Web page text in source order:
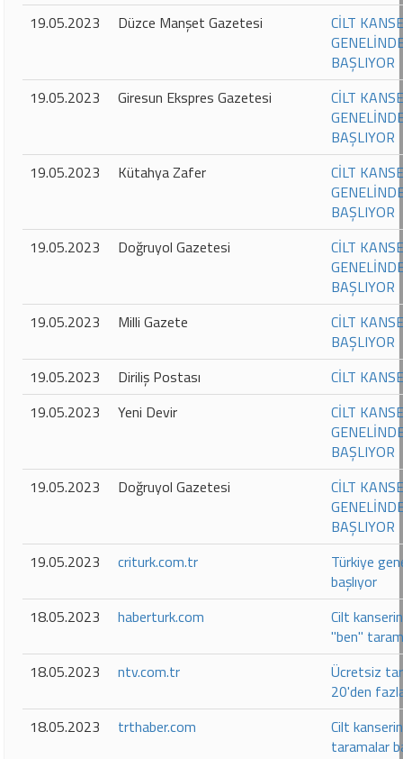
19.05.2023
Düzce Manşet Gazetesi
CİLT
BAŞLIYOR
19.05.2023
Giresun Ekspres Gazetesi
CİLT
BAŞLIYOR
19.05.2023
Kütahya Zafer
CİLT
BAŞLIYOR
19.05.2023
Doğruyol Gazetesi
CİLT
BAŞLIYOR
19.05.2023
Milli Gazete
CİLT
BAŞLIYOR
19.05.2023
Diriliş Postası
CİLT
19.05.2023
Yeni Devir
CİLT
BAŞLIYOR
19.05.2023
Doğruyol Gazetesi
CİLT
BAŞLIYOR
19.05.2023
criturk.com.tr
Türkiye
başlıyor
18.05.2023
haberturk.com
Cilt
"ben"
18.05.2023
ntv.com.tr
Ücretsiz
20'den
18.05.2023
trthaber.com
Cilt
taramalar